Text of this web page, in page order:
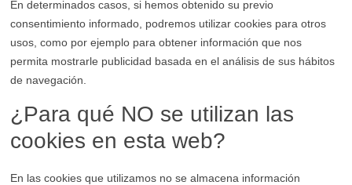
En determinados casos, si hemos obtenido su previo
consentimiento informado, podremos utilizar cookies para otros
usos, como por ejemplo para obtener información que nos
permita mostrarle publicidad basada en el análisis de sus hábitos
de navegación.
¿Para qué NO se utilizan las
cookies en esta web?
En las cookies que utilizamos no se almacena información